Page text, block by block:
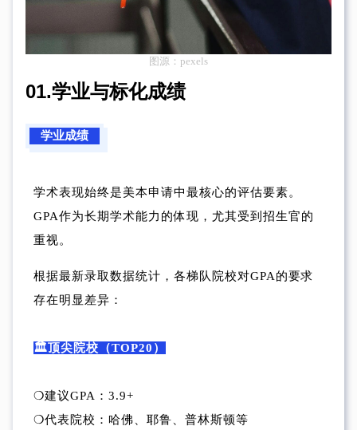
图源：pexels
01.学业与标化成绩
学业成绩
学术表现始终是美本申请中最核心的评估要素。
GPA作为长期学术能力的体现，尤其受到招生官的
重视。
根据最新录取数据统计，各梯队院校对GPA的要求
存在明显差异：
🏛️顶尖院校（TOP20）
❍建议GPA：3.9+
❍代表院校：哈佛、耶鲁、普林斯顿等